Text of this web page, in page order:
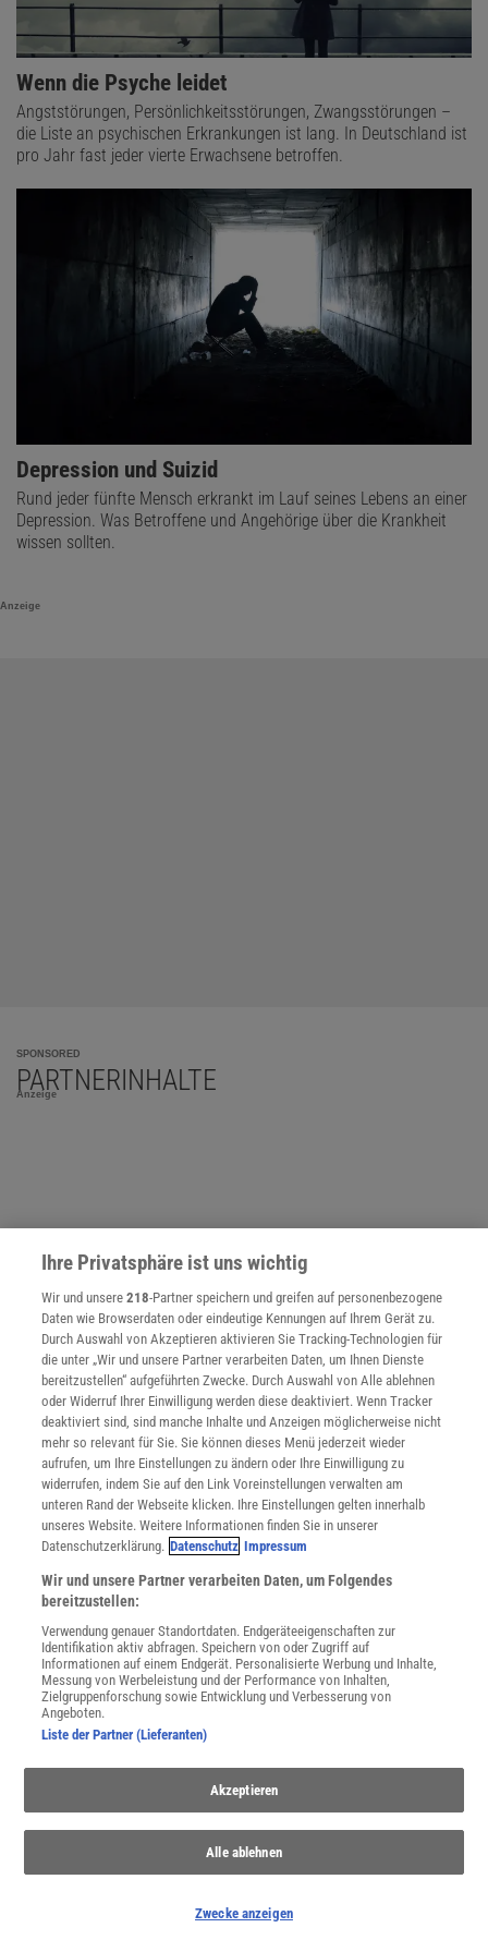
Wenn die Psyche leidet
Angststörungen, Persönlichkeitsstörungen, Zwangsstörungen –
die Liste an psychischen Erkrankungen ist lang. In Deutschland ist
pro Jahr fast jeder vierte Erwachsene betroffen.
Depression und Suizid
Rund jeder fünfte Mensch erkrankt im Lauf seines Lebens an einer
Depression. Was Betroffene und Angehörige über die Krankheit
wissen sollten.
Anzeige
SPONSORED
PARTNERINHALTE
Anzeige
NACH OBEN
Für Sie im Spektrum-Shop und am Kiosk:
Spektrum.de-Newsletter abonnieren
JETZT ANMELDEN!
mit Ihren personenbezogenen Daten finden Sie in unserer
Ihre Privatsphäre ist uns wichtig
Wir und unsere218-Partner speichern und greifen auf personenbezogene
Daten wie Browserdaten oder eindeutige Kennungen auf Ihrem Gerät zu.
Durch Auswahl von Akzeptieren aktivieren Sie Tracking-Technologien für
die unter „Wir und unsere Partner verarbeiten Daten, um Ihnen Dienste
bereitzustellen“ aufgeführten Zwecke. Durch Auswahl von Alle ablehnen
oder Widerruf Ihrer Einwilligung werden diese deaktiviert. Wenn Tracker
deaktiviert sind, sind manche Inhalte und Anzeigen möglicherweise nicht
mehr so relevant für Sie. Sie können dieses Menü jederzeit wieder
aufrufen, um Ihre Einstellungen zu ändern oder Ihre Einwilligung zu
widerrufen, indem Sie auf den Link Voreinstellungen verwalten am
unteren Rand der Webseite klicken. Ihre Einstellungen gelten innerhalb
unseres Website. Weitere Informationen finden Sie in unserer
Datenschutzerklärung. Datenschutz Impressum
Wir und unsere Partner verarbeiten Daten, um Folgendes
bereitzustellen:
Verwendung genauer Standortdaten. Endgeräteeigenschaften zur
Identifikation aktiv abfragen. Speichern von oder Zugriff auf
Informationen auf einem Endgerät. Personalisierte Werbung und Inhalte,
Messung von Werbeleistung und der Performance von Inhalten,
Zielgruppenforschung sowie Entwicklung und Verbesserung von
Angeboten.
Liste der Partner (Lieferanten)
Akzeptieren
Alle ablehnen
Zwecke anzeigen